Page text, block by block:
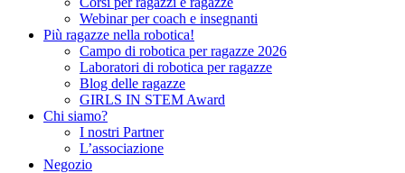
Webinar per coach e insegnanti
Più ragazze nella robotica!
Campo di robotica per ragazze 2026
Laboratori di robotica per ragazze
Blog delle ragazze
GIRLS IN STEM Award
Chi siamo?
I nostri Partner
L’associazione
Negozio